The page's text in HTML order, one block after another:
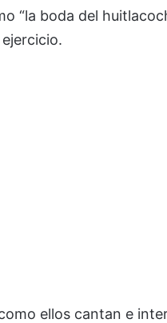
“la boda del
ellos cantan e